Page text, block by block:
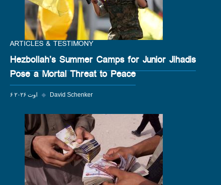
ARTICLES & TESTIMONY
Hezbollah’s Summer Camps for Junior Jihadis
Pose a Mortal Threat to Peace
۶ اوت ۲۰۲۶ ◆ David Schenker